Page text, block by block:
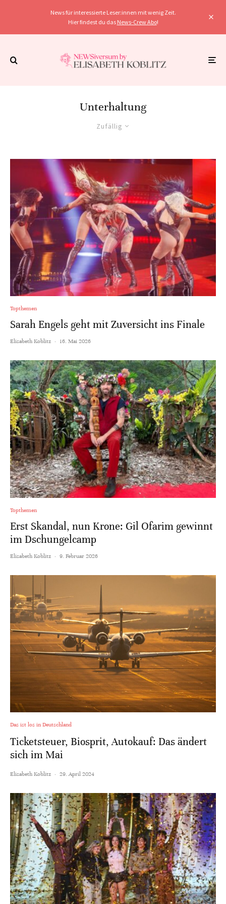
News für interessierte Leser:innen mit wenig Zeit.
Hier findest du das News-Crew Abo!
Unterhaltung
Zufällig
Topthemen
Sarah Engels geht mit Zuversicht ins Finale
Elisabeth Koblitz · 16. Mai 2026
Topthemen
Erst Skandal, nun Krone: Gil Ofarim gewinnt
im Dschungelcamp
Elisabeth Koblitz · 9. Februar 2026
Das ist los in Deutschland
Ticketsteuer, Biosprit, Autokauf: Das ändert
sich im Mai
Elisabeth Koblitz · 29. April 2024